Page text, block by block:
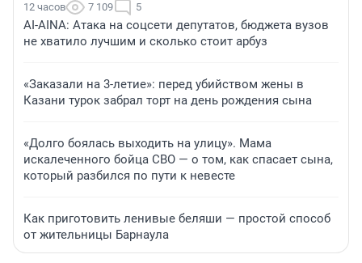
12 часов 7 109 5
AI-AINA: Атака на соцсети депутатов, бюджета вузов
не хватило лучшим и сколько стоит арбуз
«Заказали на 3-летие»: перед убийством жены в
Казани турок забрал торт на день рождения сына
«Долго боялась выходить на улицу». Мама
искалеченного бойца СВО — о том, как спасает сына,
который разбился по пути к невесте
Как приготовить ленивые беляши — простой способ
от жительницы Барнаула